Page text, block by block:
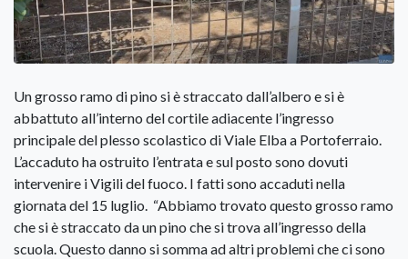
Un grosso ramo di pino si è straccato dall’albero e si è
abbattuto all’interno del cortile adiacente l’ingresso
principale del plesso scolastico di Viale Elba a Portoferraio.
L’accaduto ha ostruito l’entrata e sul posto sono dovuti
intervenire i Vigili del fuoco. I fatti sono accaduti nella
giornata del 15 luglio. “Abbiamo trovato questo grosso ramo
che si è straccato da un pino che si trova all’ingresso della
scuola. Questo danno si somma ad altri problemi che ci sono